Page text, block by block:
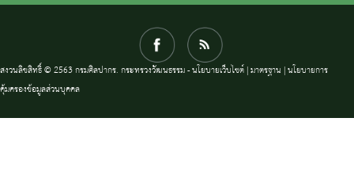
สงวนลิขสิทธิ์ © 2563 กรมศิลปากร. กระทรวงวัฒนธรรม -นโยบายเว็บไซต์|มาตรฐาน |นโยบายการ
คุ้มครองข้อมูลส่วนบุคคล